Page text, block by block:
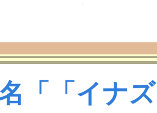
「「イナ